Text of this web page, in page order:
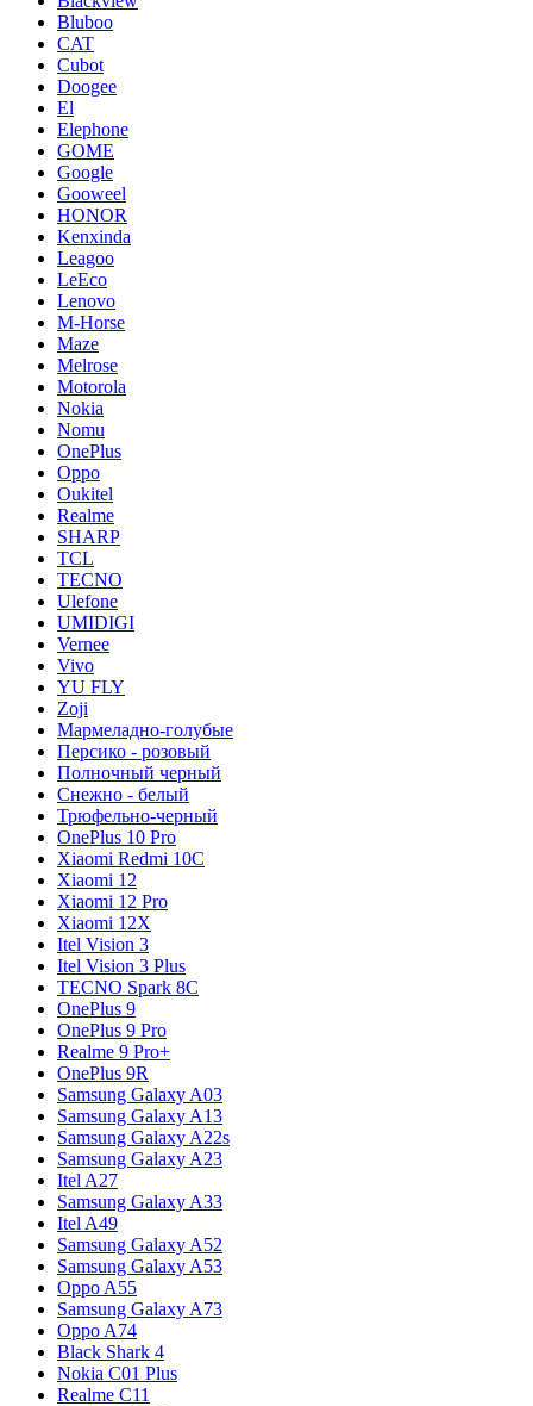
Bluboo
CAT
Cubot
Doogee
El
Elephone
GOME
Google
Gooweel
HONOR
Kenxinda
Leagoo
LeEco
Lenovo
M-Horse
Maze
Melrose
Motorola
Nokia
Nomu
OnePlus
Oppo
Oukitel
Realme
SHARP
TCL
TECNO
Ulefone
UMIDIGI
Vernee
Vivo
YU FLY
Zoji
Мармеладно-голубые
Персико - розовый
Полночный черный
Снежно - белый
Трюфельно-черный
OnePlus 10 Pro
Xiaomi Redmi 10C
Xiaomi 12
Xiaomi 12 Pro
Xiaomi 12X
Itel Vision 3
Itel Vision 3 Plus
TECNO Spark 8C
OnePlus 9
OnePlus 9 Pro
Realme 9 Pro+
OnePlus 9R
Samsung Galaxy A03
Samsung Galaxy A13
Samsung Galaxy A22s
Samsung Galaxy A23
Itel A27
Samsung Galaxy A33
Itel A49
Samsung Galaxy A52
Samsung Galaxy A53
Oppo A55
Samsung Galaxy A73
Oppo A74
Black Shark 4
Nokia C01 Plus
Realme C11